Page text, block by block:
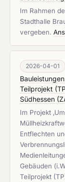
Im Rahmen
Stadthalle
vergeben.
2026-04-01
Teilprojekt
Südhessen
Im Projekt
Entflechten
Gebäuden
Teilprojekt